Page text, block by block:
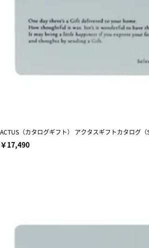
ACTUS（カタログギフト） アクタスギフトカタログ
￥17,490